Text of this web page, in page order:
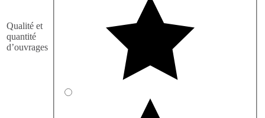
Qualité et
quantité
d’ouvrages